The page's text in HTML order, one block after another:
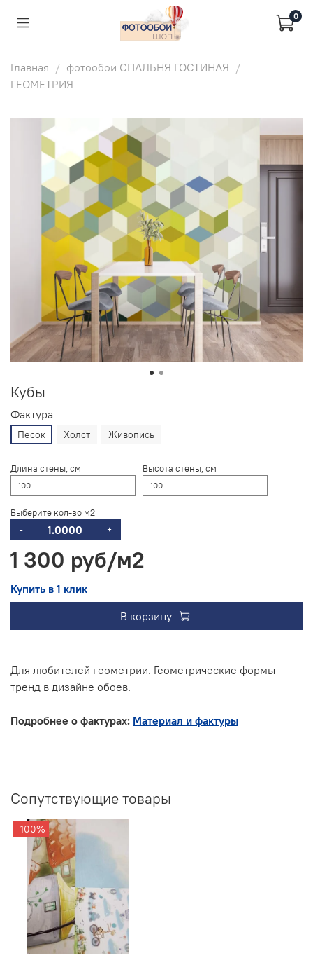
0
Главная
фотообои СПАЛЬНЯ ГОСТИНАЯ
ГЕОМЕТРИЯ
Кубы
Фактура
Песок Холст Живопись
Длина стены, см Высота стены, см
Выберите кол-во м2
- +
1 300 руб
Купить в 1 клик
В корзину
Для любителей геометрии. Геометрические формы
тренд в дизайне обоев.
Подробнее о фактурах: Материал и фактуры
Сопутствующие товары
-100%